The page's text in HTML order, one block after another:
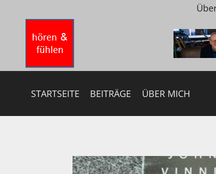
springen
STARTSEITE BEITRÄGE ÜBER MICH